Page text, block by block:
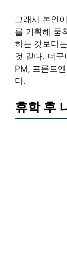
그래서 본인
를 기획해 쿰
하는 것보다
것 같다. 더구
PM, 프론트
다.
휴학 후